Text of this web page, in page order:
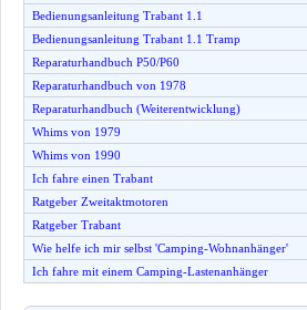
Bedienungsanleitung Trabant 1.1
Bedienungsanleitung Trabant 1.1 Tramp
Reparaturhandbuch P50/P60
Reparaturhandbuch von 1978
Reparaturhandbuch (Weiterentwicklung)
Whims von 1979
Whims von 1990
Ich fahre einen Trabant
Ratgeber Zweitaktmotoren
Ratgeber Trabant
Wie helfe ich mir selbst 'Camping-Wohnanhänger'
Ich fahre mit einem Camping-Lastenanhänger